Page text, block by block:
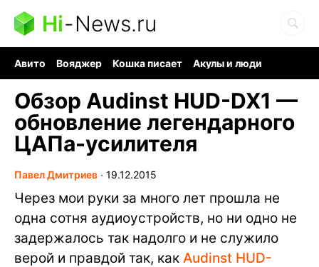
Hi-News.ru
Авито Вояджер Кошка писает
Акулы и люди
Обзор Audinst HUD-DX1 —
обновление легендарного
ЦАПа-усилителя
Павел Дмитриев ∙ 19.12.2015
Через мои руки за много лет прошла не
одна сотня аудиоустройств, но ни одно не
задержалось так надолго и не служило
верой и правдой так, как Audinst HUD-